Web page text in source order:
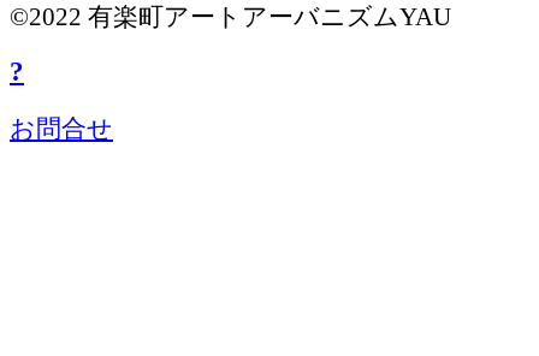
©2022 有楽町アートアーバニズムYAU
?
お問合せ